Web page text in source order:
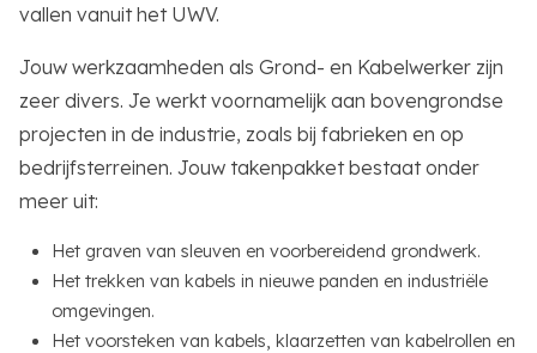
vallen vanuit het UWV.
Jouw werkzaamheden als Grond- en Kabelwerker zijn
zeer divers. Je werkt voornamelijk aan bovengrondse
projecten in de industrie, zoals bij fabrieken en op
bedrijfsterreinen. Jouw takenpakket bestaat onder
meer uit:
Het graven van sleuven en voorbereidend grondwerk.
Het trekken van kabels in nieuwe panden en industriële
omgevingen.
Het voorsteken van kabels, klaarzetten van kabelrollen en